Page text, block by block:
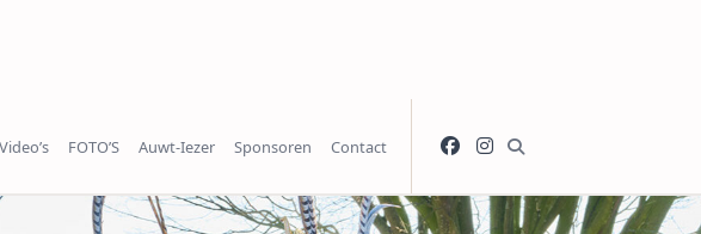
Video’s FOTO’S Auwt-Iezer Sponsoren Contact